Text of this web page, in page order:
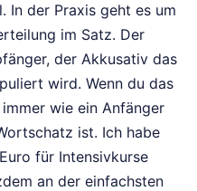
In der Praxis geht es um
im Satz. Der
der Akkusativ das
wird. Wenn du das
wie ein Anfänger
ist. Ich habe
für Intensivkurse
an der einfachsten